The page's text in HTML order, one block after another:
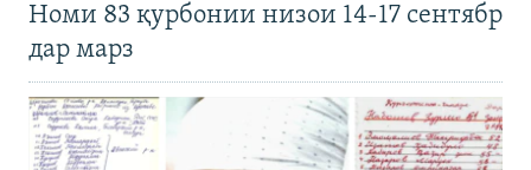
Номи 83 қурбонии низои 14-17 сентябр
дар марз